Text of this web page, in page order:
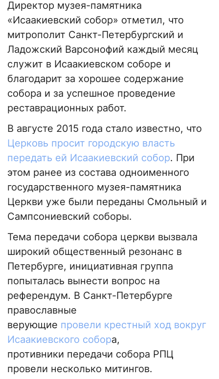
Директор музея-памятника
«Исаакиевский собор» отметил, что
митрополит Санкт-Петербургский и
Ладожский Варсонофий каждый месяц
служит в Исаакиевском соборе и
благодарит за хорошее содержание
собора и за успешное проведение
реставрационных работ.
В августе 2015 года стало известно, что
Церковь просит городскую власть
передать ей Исаакиевский собор. При
этом ранее из состава одноименного
государственного музея-памятника
Церкви уже были переданы Смольный и
Сампсониевский соборы.
Тема передачи собора церкви вызвала
широкий общественный резонанс в
Петербурге, инициативная группа
попыталась вынести вопрос на
референдум. В Санкт-Петербурге
православные
верующие провели крестный ход вокруг
Исаакиевского собора,
противники передачи собора РПЦ
провели несколько митингов.